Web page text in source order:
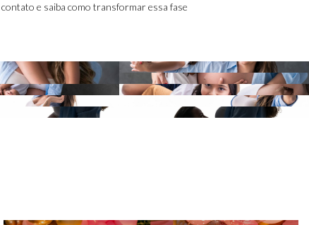
e saiba como transformar essa fase